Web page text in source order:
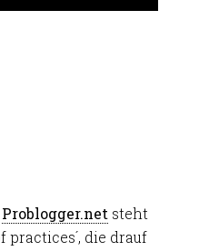
Problogger.net steht
practices´, die drauf